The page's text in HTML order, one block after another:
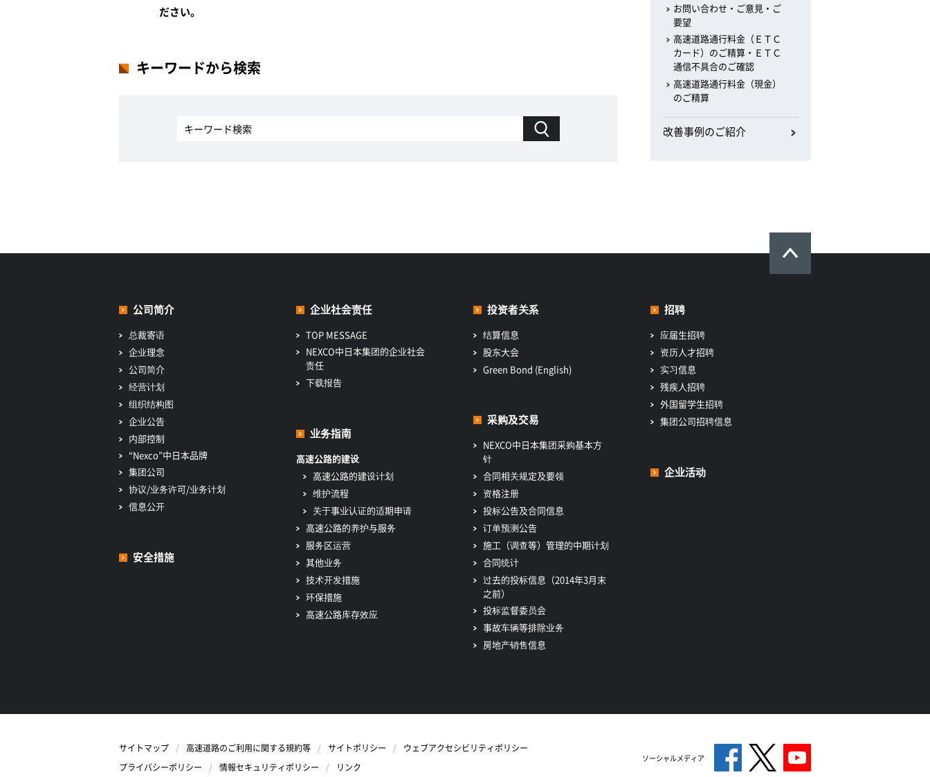
ださい。
キーワードから検索
お問い合わせ・ご意見・ご
要望
高速道路通行料金（ＥＴＣ
カード）のご精算・ＥＴＣ
通信不具合のご確認
高速道路通行料金（現金）
のご精算
改善事例のご紹介
公司简介
总裁寄语
企业理念
公司简介
经营计划
组织结构图
企业公告
内部控制
“Nexco”中日本品牌
集团公司
协议/业务许可/业务计划
信息公开
安全措施
企业社会责任
TOP MESSAGE
NEXCO中日本集团的企业社会
责任
下载报告
业务指南
高速公路的建设
高速公路的建设计划
维护流程
关于事业认证的适期申请
高速公路的养护与服务
服务区运营
其他业务
技术开发措施
环保措施
高速公路库存效应
投资者关系
结算信息
股东大会
Green Bond (English)
采购及交易
NEXCO中日本集团采购基本方
针
合同相关规定及要领
资格注册
投标公告及合同信息
订单预测公告
施工（调查等）管理的中期计划
合同统计
过去的投标信息（2014年3月末
之前）
投标监督委员会
事故车辆等排除业务
房地产销售信息
招聘
应届生招聘
资历人才招聘
实习信息
残疾人招聘
外国留学生招聘
集团公司招聘信息
企业活动
サイトマップ 高速道路のご利用に関する規約等 サイトポリシー
ウェブアクセシビリティポリシー
プライバシーポリシー
情報セキュリティポリシー リンク
ソーシャルメディア